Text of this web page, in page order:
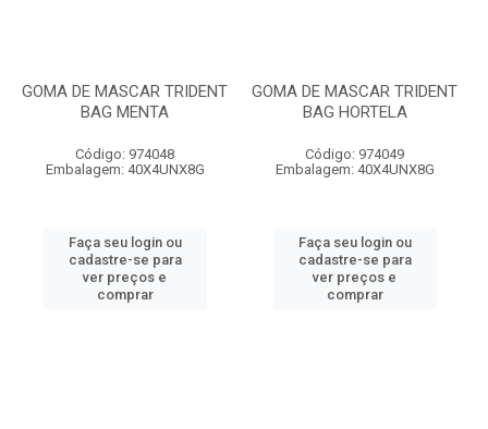
GOMA DE MASCAR TRIDENT
BAG MENTA
Código: 974048
Embalagem: 40X4UNX8G
Faça seu login ou
cadastre-se para
ver preços e
comprar
GOMA DE MASCAR TRIDENT
BAG HORTELA
Código: 974049
Embalagem: 40X4UNX8G
Faça seu login ou
cadastre-se para
ver preços e
comprar